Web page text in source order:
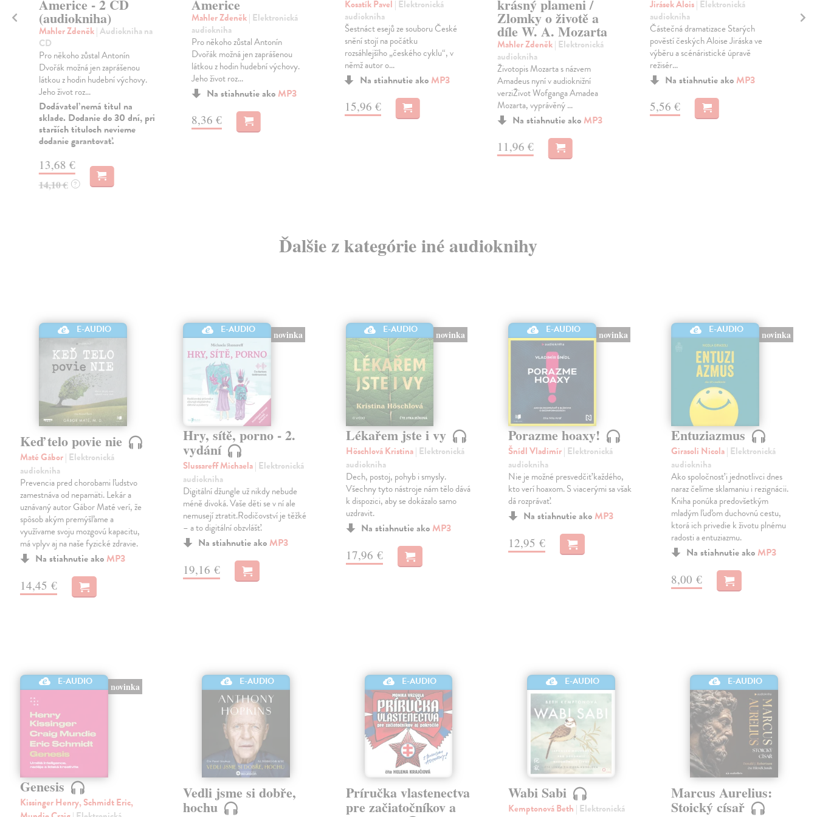
Americe - 2 CD
(audiokniha)
Mahler Zdeněk| Audiokniha na
CD
Pro někoho zůstal Antonín
Dvořák možná jen zaprášenou
látkou z hodin hudební výchovy.
Jeho život roz...
Dodávateľ nemá titul na
sklade. Dodanie do 30 dní, pri
starších tituloch nevieme
dodanie garantovať.
13,68 €
14,10 € ?
Americe
Mahler Zdeněk| Elektronická
audiokniha
Pro někoho zůstal Antonín
Dvořák možná jen zaprášenou
látkou z hodin hudební výchovy.
Jeho život roz...
Na stiahnutie ako MP3
8,36 €
Kosatík Pavel | Elektronická
audiokniha
Šestnáct esejů ze souboru České
snění stojí na počátku
rozsáhlejšího „českého cyklu“, v
němž autor o...
Na stiahnutie ako MP3
15,96 €
krásný plameni /
Zlomky o životě a
díle W. A. Mozarta
Mahler Zdeněk| Elektronická
audiokniha
Životopis Mozarta s názvem
Amadeus nyní v audioknižní
verziŽivot Wofganga Amadea
Mozarta, vyprávěný ...
Na stiahnutie ako MP3
11,96 €
Jirásek Alois| Elektronická
audiokniha
Částečná dramatizace Starých
pověstí českých Aloise Jiráska ve
výběru a scénáristické úpravě
režisér...
Na stiahnutie ako MP3
5,56 €
Ďalšie z kategórie iné audioknihy
E-AUDIO
Keď telo povie nie
Maté Gábor| Elektronická
audiokniha
Prevencia pred chorobami ľudstvo
zamestnáva od nepamäti. Lekár a
uznávaný autor Gábor Maté verí, že
spôsob akým premýšľame a
využívame svoju mozgovú kapacitu,
má vplyv aj na naše fyzické zdravie.
Na stiahnutie ako MP3
14,45 €
E-AUDIO novinka
Hry, sítě, porno - 2.
vydání
Slussareff Michaela| Elektronická
audiokniha
Digitální džungle už nikdy nebude
méně divoká. Vaše děti se v ní ale
nemusejí ztratit.Rodičovství je těžké
– a to digitální obzvlášť.
Na stiahnutie ako MP3
19,16 €
E-AUDIO novinka
Lékařem jste i vy
Höschlová Kristina| Elektronická
audiokniha
Dech, postoj, pohyb i smysly.
Všechny tyto nástroje nám tělo dává
k dispozici, aby se dokázalo samo
uzdravit.
Na stiahnutie ako MP3
17,96 €
E-AUDIO novinka
Porazme hoaxy!
Šnídl Vladimír| Elektronická
audiokniha
Nie je možné presvedčiť každého,
kto verí hoaxom. S viacerými sa však
dá rozprávať.
Na stiahnutie ako MP3
12,95 €
E-AUDIO novinka
Entuziazmus
Girasoli Nicola| Elektronická
audiokniha
Ako spoločnosť i jednotlivci dnes
naraz čelíme sklamaniu i rezignácii.
Kniha ponúka predovšetkým
mladým ľuďom duchovnú cestu,
ktorá ich privedie k životu plnému
radosti a entuziazmu.
Na stiahnutie ako MP3
8,00 €
E-AUDIO novinka
Genesis
Kissinger Henry, Schmidt Eric,
E-AUDIO
Vedli jsme si dobře,
hochu
E-AUDIO
Príručka vlastenectva
pre začiatočníkov a
E-AUDIO
Wabi Sabi
Kemptonová Beth | Elektronická
E-AUDIO
Marcus Aurelius:
Stoický císař